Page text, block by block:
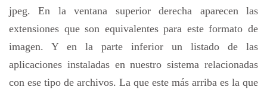
jpeg. En la ventana superior derecha aparecen las
extensiones que son equivalentes para este formato de
imagen. Y en la parte inferior un listado de las
aplicaciones instaladas en nuestro sistema relacionadas
con ese tipo de archivos. La que este más arriba es la que